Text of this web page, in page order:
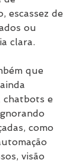
escassez de
ou
clara.
que
chatbots e
como
visão